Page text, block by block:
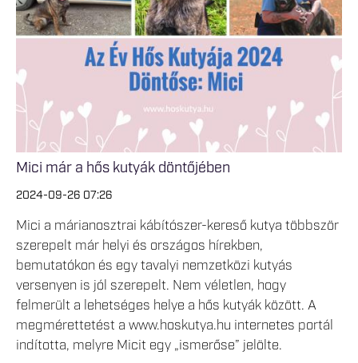
Mici már a hős kutyák döntőjében
2024-09-26 07:26
Mici a márianosztrai kábítószer-kereső kutya többször
szerepelt már helyi és országos hírekben,
bemutatókon és egy tavalyi nemzetközi kutyás
versenyen is jól szerepelt. Nem véletlen, hogy
felmerült a lehetséges helye a hős kutyák között. A
megmérettetést a www.hoskutya.hu internetes portál
indította, melyre Micit egy „ismerőse” jelölte.